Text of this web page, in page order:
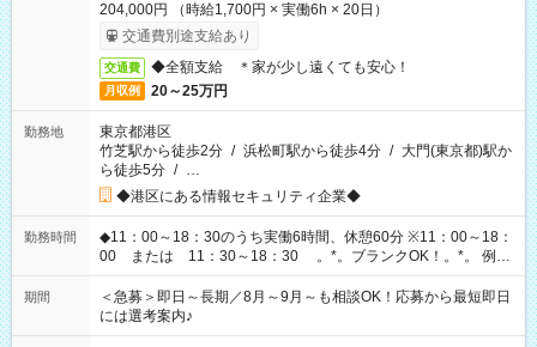
204,000円 （時給1,700円 × 実働6h × 20日）
交通費別途支給あり
交通費 ◆全額支給 ＊家が少し遠くても安心！
月収例 20～25万円
勤務地
東京都港区
竹芝駅から徒歩2分 / 浜松町駅から徒歩4分 / 大門(東京都)駅か
ら徒歩5分 / …
◆港区にある情報セキュリティ企業◆
勤務時間
◆11：00～18：30のうち実働6時間、休憩60分 ※11：00～18：
00 または 11：30～18：30 。*。ブランクOK！。*。 例え
ば前職が、 在宅/財団法人/事務/コールセンター/受付/販売/カフェ
スタッフ スイーツ販売/ホテルフロント/化粧品販売/など 様々な
業界から入社して活躍されています♪
期間
＜急募＞即日～長期／8月～9月～も相談OK！応募から最短即日
には選考案内♪